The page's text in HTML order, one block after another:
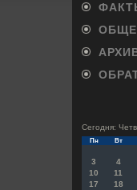
Сегодня:
Пн Вт
3
4
10
11
17
18